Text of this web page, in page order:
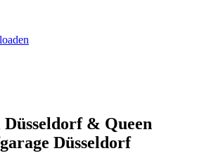
& Queen
Düsseldorf